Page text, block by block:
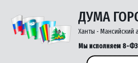
ДУМА
Ханты - Мансийский
Мы исполняем 8-ФЗ